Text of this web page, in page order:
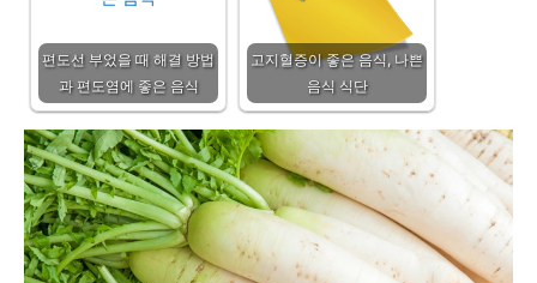
편도선 부었을 때 해결 방법
과 편도염에 좋은 음식
고지혈증이 좋은 음식, 나쁜
음식 식단